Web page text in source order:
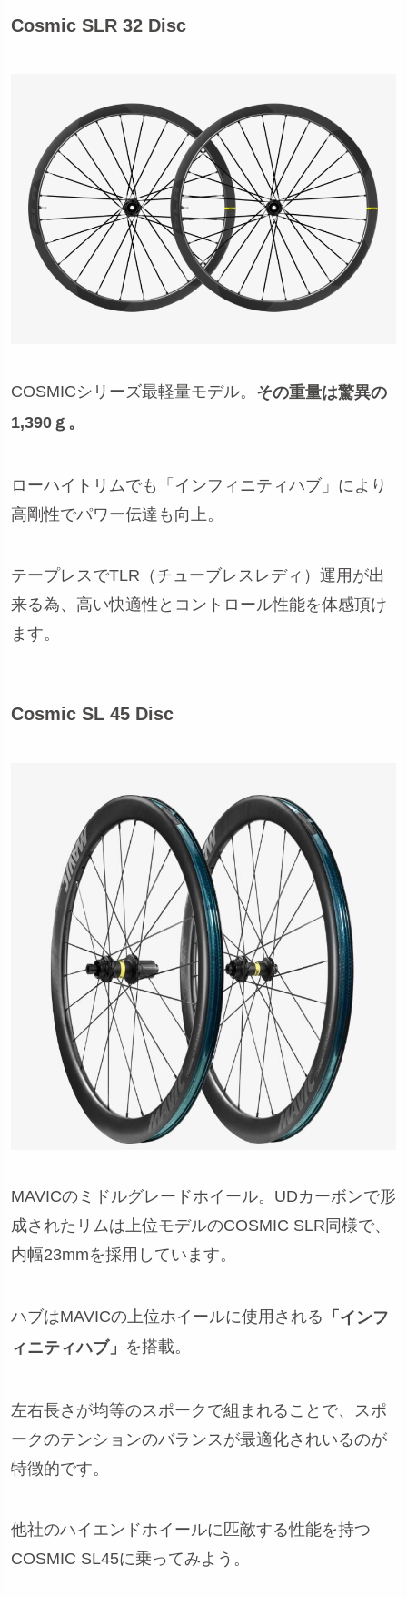
Cosmic SLR 32 Disc
COSMICシリーズ最軽量モデル。 その重量は驚異の
1,390ｇ。
ローハイトリムでも「インフィニティハブ」により
高剛性でパワー伝達も向上。
テープレスでTLR（チューブレスレディ）運用が出
来る為、高い快適性とコントロール性能を体感頂け
ます。
Cosmic SL 45 Disc
MAVICのミドルグレードホイール。UDカーボンで形
成されたリムは上位モデルのCOSMIC SLR同様で、
内幅23mmを採用しています。
ハブはMAVICの上位ホイールに使用される 「インフ
ィニティハブ」 を搭載。
左右長さが均等のスポークで組まれることで、スポ
ークのテンションのバランスが最適化されいるのが
特徴的です。
他社のハイエンドホイールに匹敵する性能を持つ
COSMIC SL45に乗ってみよう。